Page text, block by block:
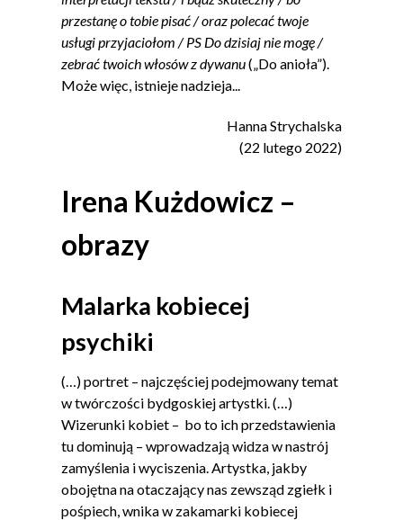
przestanę o tobie pisać / oraz polecać twoje
usługi przyjaciołom / PS Do dzisiaj nie mogę /
zebrać twoich włosów z dywanu(„Do anioła”).
Może więc, istnieje nadzieja...
Hanna Strychalska
(22 lutego 2022)
Irena Kużdowicz –
obrazy
Malarka kobiecej
psychiki
(…) portret – najczęściej podejmowany temat
w twórczości bydgoskiej artystki. (…)
Wizerunki kobiet – bo to ich przedstawienia
tu dominują – wprowadzają widza w nastrój
zamyślenia i wyciszenia. Artystka, jakby
obojętna na otaczający nas zewsząd zgiełk i
pośpiech, wnika w zakamarki kobiecej